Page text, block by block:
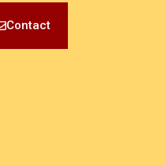
Contact